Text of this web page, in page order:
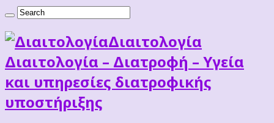
Διαιτoλογία
Διαιτολογία – Διατροφή – Υγεία
και υπηρεσίες διατροφικής
υποστήριξης